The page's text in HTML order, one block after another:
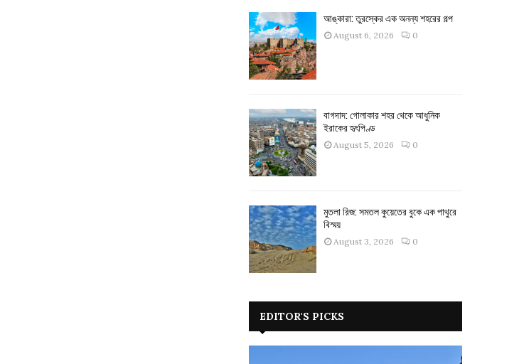
আঙ্কারা: তুরস্কের এক অনন্য শহরের গল্প
August 6, 2026 0
বাগদাদ: গোলাকার শহর থেকে আধুনিক
ইরাকের হৃৎপিণ্ড
August 5, 2026 0
মুতলা রিজ: সমতল কুয়েতের বুকে এক পাথুরে
বিস্ময়
August 3, 2026 0
EDITOR'S PICKS